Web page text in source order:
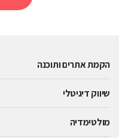
field
הקמת אתרים ותוכנה
שיווק דיגיטלי
מולטימדיה